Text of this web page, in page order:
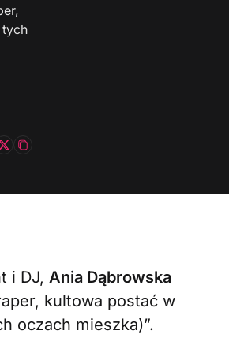
i DJ, Ania Dąbrowska
kultowa postać w
oczach mieszka)”.